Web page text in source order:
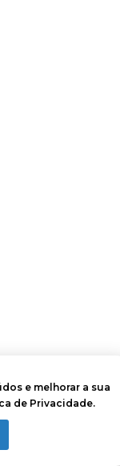
e melhorar a sua
de Privacidade.